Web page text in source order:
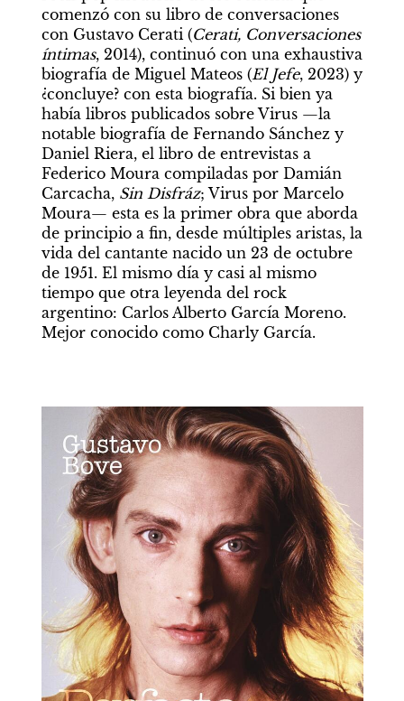
comenzó con su libro de conversaciones
con Gustavo Cerati (Cerati, Conversaciones
íntimas, 2014), continuó con una exhaustiva
biografía de Miguel Mateos (El Jefe, 2023) y
¿concluye? con esta biografía. Si bien ya
había libros publicados sobre Virus —la
notable biografía de Fernando Sánchez y
Daniel Riera, el libro de entrevistas a
Federico Moura compiladas por Damián
Carcacha, Sin Disfráz; Virus por Marcelo
Moura— esta es la primer obra que aborda
de principio a fin, desde múltiples aristas, la
vida del cantante nacido un 23 de octubre
de 1951. El mismo día y casi al mismo
tiempo que otra leyenda del rock
argentino: Carlos Alberto García Moreno.
Mejor conocido como Charly García.